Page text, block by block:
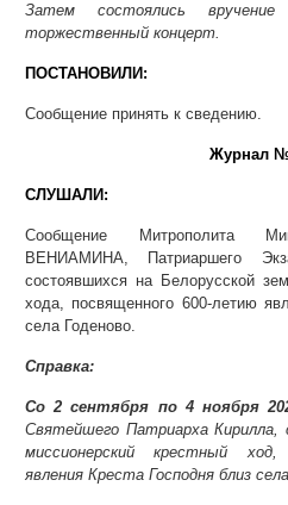
Затем состоялись
торжественный концерт.
ПОСТАНОВИЛИ:
Сообщение принять к сведению.
Журнал
СЛУШАЛИ:
Сообщение Митрополита
ВЕНИАМИНА, Патриаршего
состоявшихся на Белорусской
хода, посвященного 600-летию
села Годеново.
Справка:
Со 2 сентября по 4 ноября
Святейшего Патриарха Кирилла,
миссионерский крестный
явления Креста Господня близ